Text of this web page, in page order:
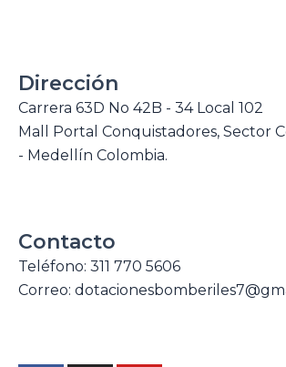
Dirección
Carrera 63D No 42B - 34 Local 102
Mall Portal Conquistadores, Sector
- Medellín Colombia.
Contacto
Teléfono: 311 770 5606
Correo: